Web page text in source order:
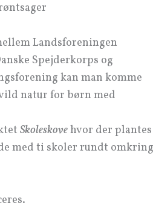
Landsforeningen
Spejderkorps og
kan man komme
natur for børn med
Skoleskovehvor der plantes
med ti skoler rundt omkring